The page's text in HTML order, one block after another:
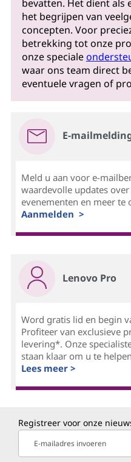
bevatten. Het dient als
het begrijpen van
concepten. Voor
betrekking tot onze
onze speciale
waar ons team direct
eventuele vragen of
E-
Meld u aan voor e-
waardevolle updates
evenementen en meer te
Aanmelden >
Lenovo Pro
Word gratis lid en begin
Profiteer van exclusieve
levering*. Onze
staan klaar om u te
Lees meer >
Registreer voor onze
E-mailadres invoeren